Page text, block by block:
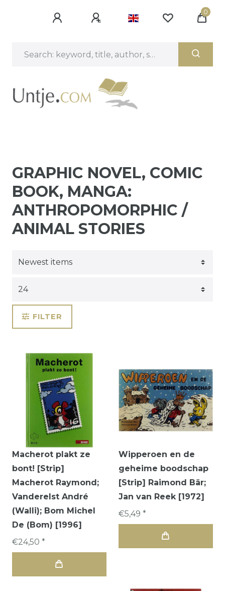
0
GRAPHIC NOVEL, COMIC
BOOK, MANGA:
ANTHROPOMORPHIC /
ANIMAL STORIES
FILTER
Macherot plakt ze
bont! [Strip]
Macherot Raymond;
Vanderelst André
(Walli); Bom Michel
De (Bom) [1996]
€24,50 *
Wipperoen en de
geheime boodschap
[Strip] Raimond Bär;
Jan van Reek [1972]
€5,49 *